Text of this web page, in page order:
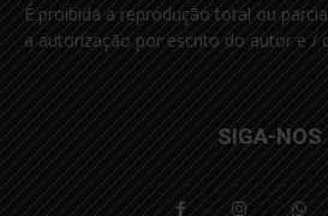
É proibida a reprodução total ou
a autorização por escrito do autor e /
SIGA-NOS